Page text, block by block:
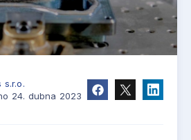
s.r.o.
24. dubna 2023